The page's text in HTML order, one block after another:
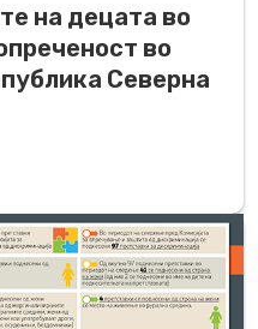
на децата во
во
Северна